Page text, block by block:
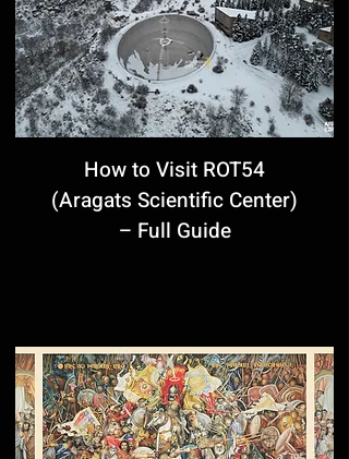
How to Visit ROT54
(Aragats Scientific Center)
– Full Guide